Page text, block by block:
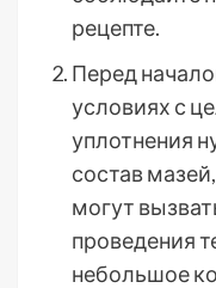
рецепте.
Перед
условиях с
уплотнения
состав
могут
проведения
небольшое